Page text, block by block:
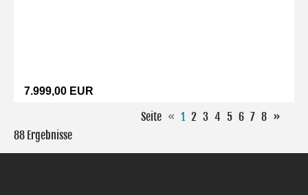
7.999,00 EUR
Seite « 1 2 3 4 5 6 7 8 »
88 Ergebnisse